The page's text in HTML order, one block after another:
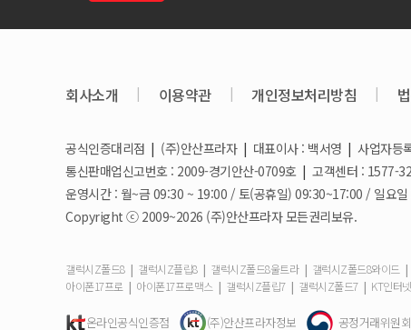
갤럭시S26 / 아이폰17e 공통지원금
갤럭시S26 사전예약 공지사항
회사소개 | 이용약관 | 개인정보처리방침 |
공식인증대리점 | (주)안산프라자 | 대표이사 : 백서영 | 사업자등
통신판매업신고번호 : 2009-경기안산-0709호 | 고객센터 : 1577-
운영시간 : 월~금 09:30 ~ 19:00 / 토(공휴일) 09:30~17:00 / 일요일
Copyright ⓒ 2009~2026 (주)안산프라자 모든권리보유.
갤럭시Z폴드8 | 갤럭시Z플립8 | 갤럭시Z폴드8울트라 | 갤럭시Z폴드8와이드 |
아이폰17프로 | 아이폰17프로맥스 | 갤럭시Z플립7 | 갤럭시Z폴드7 | KT인터넷
온라인공식인증점 (주)안산프라자정보 공정거래위원회